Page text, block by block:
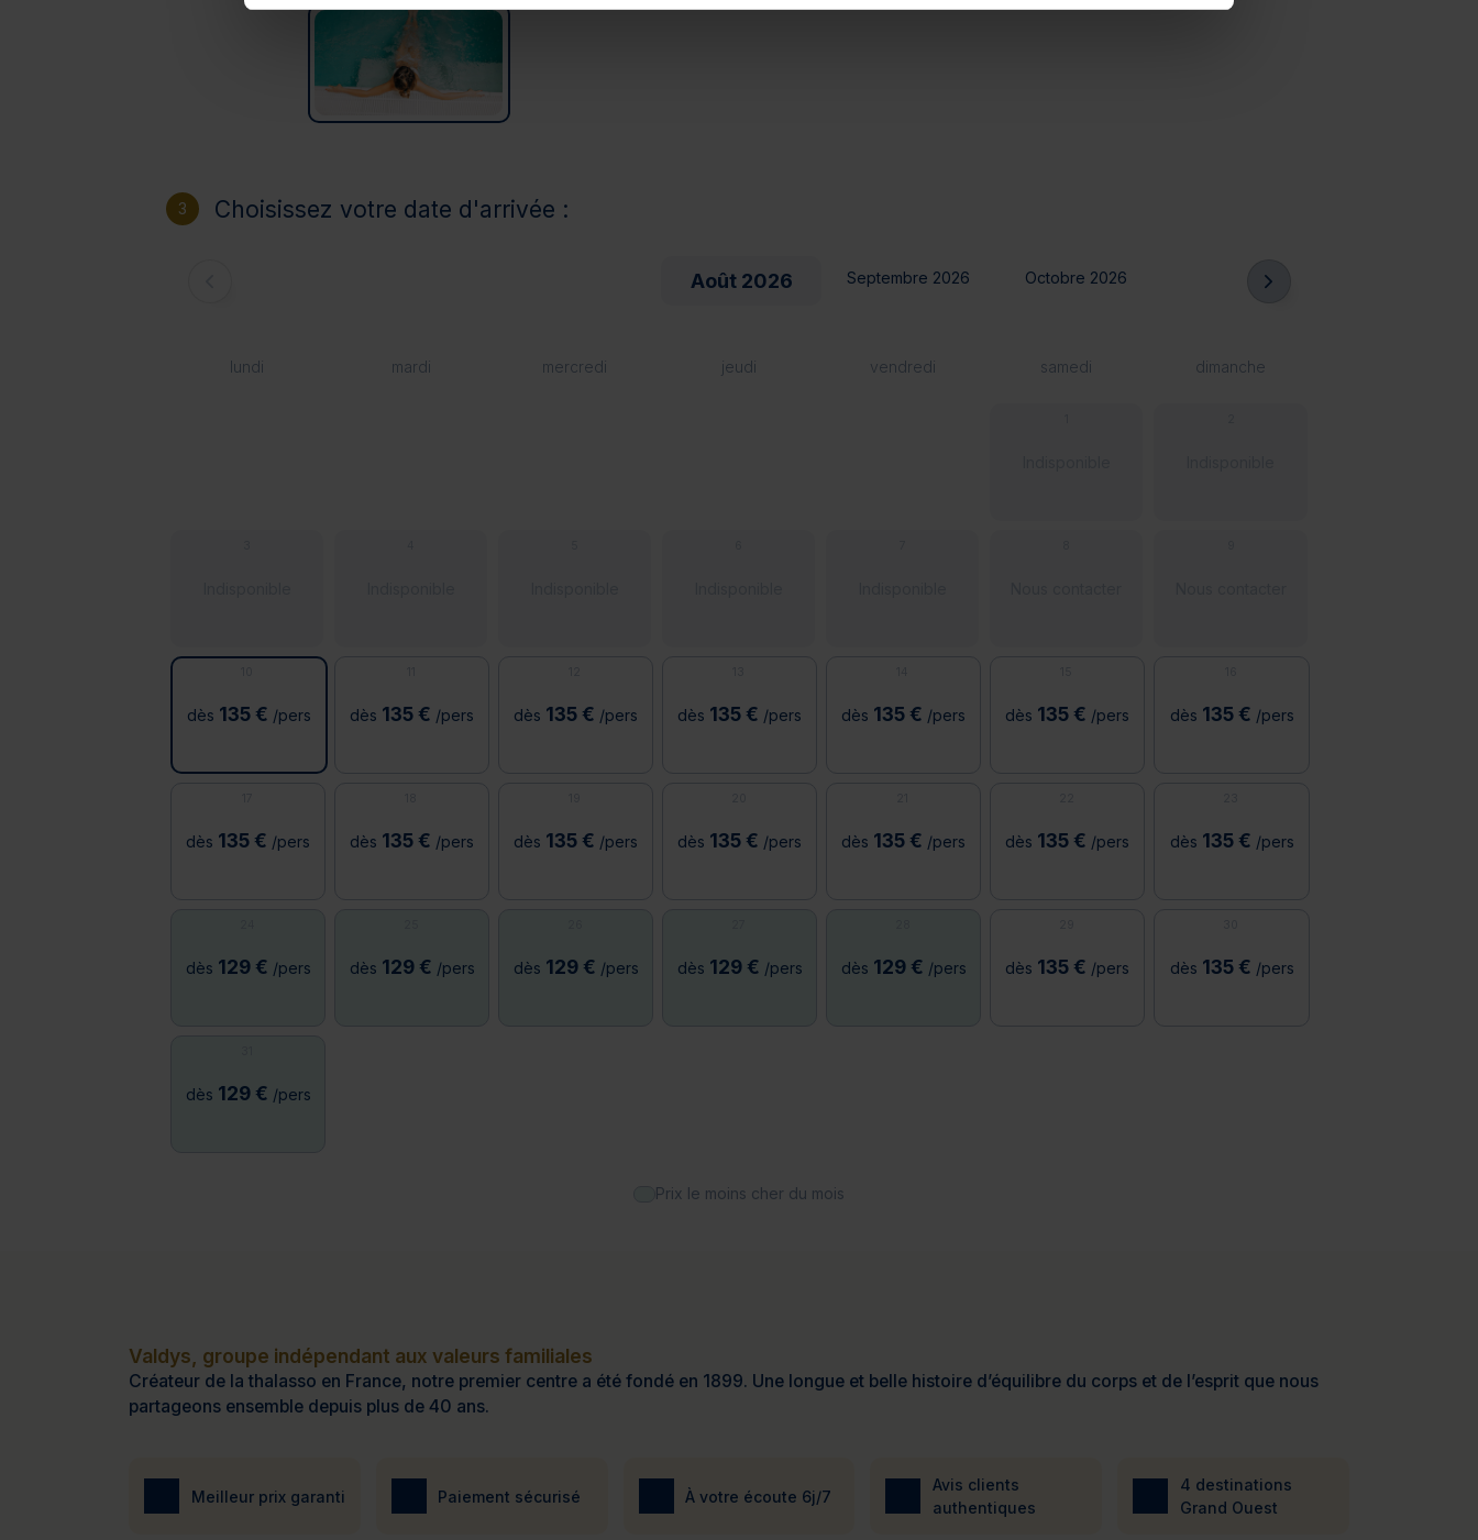
lundi mardi mercredi jeudi vendredi samedi dimanche
dès 135 € /pers dès 135 € /pers dès 135 € /pers dès 135 € /pers dès 135 € /pers dès 135 € /pers dès 135 € /pers
dès 135 € /pers dès 135 € /pers dès 135 € /pers dès 135 € /pers dès 135 € /pers dès 135 € /pers dès 135 € /pers
dès 129 € /pers dès 129 € /pers dès 129 € /pers dès 129 € /pers dès 129 € /pers dès 135 € /pers dès 135 € /pers
dès 129 € /pers
3 Choisissez votre date d'arrivée :
Août 2026 Septembre 2026 Octobre 2026
Prix le moins cher du mois
Valdys, groupe indépendant aux valeurs familiales
Créateur de la thalasso en France, notre premier centre a été fondé en 1899. Une longue et belle histoire d’équilibre du corps et de l’esprit que nous
partageons ensemble depuis plus de 40 ans.
Meilleur prix garanti Paiement sécurisé À votre écoute 6j/7
Avis clients
authentiques
4 destinations
Grand Ouest